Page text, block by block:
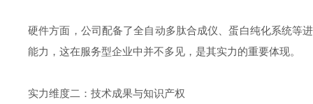
硬件方面，公司配备了全自动多肽合成仪、蛋白纯化系统等
能力，这在服务型企业中并不多见，是其实力的重要体现。
实力维度二：技术成果与知识产权